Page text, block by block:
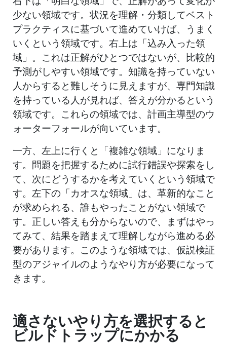
少ない領域です。状況を理解・分類してベスト
プラクティスに基づいて進めていけば、うまく
いくという領域です。右上は「込み入った領
域」。これは正解がひとつではないが、比較的
予測がしやすい領域です。知識を持っていない
人からすると難しそうに見えますが、専門知識
を持っている人が見れば、答えが分かるという
領域です。これらの領域では、計画主導型のウ
ォーターフォールが向いています。
一方、左上に行くと「複雑な領域」になりま
す。問題を把握するために試行錯誤や探索をし
て、次にどうするかを考えていくという領域で
す。左下の「カオスな領域」は、革新的なこと
が求められる、誰もやったことがない領域で
す。正しい答えも分からないので、まずはやっ
てみて、結果を踏まえて理解しながら進める必
要があります。このような領域では、仮説検証
型のアジャイルのようなやり方が必要になって
きます。
適さないやり方を選択すると
ビルドトラップにかかる